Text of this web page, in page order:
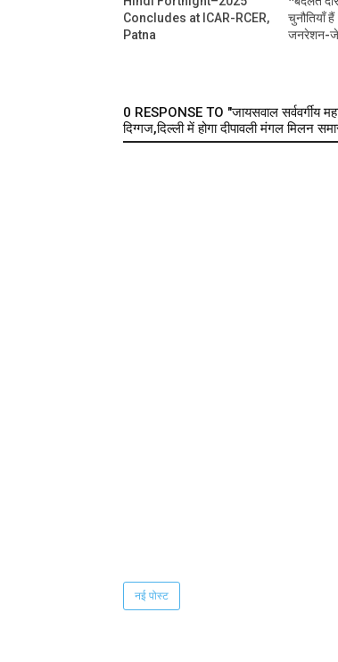
Concludes at ICAR-RCER,
Patna
चुनौतियाँ
जनरेशन-
0 RESPONSE TO "जायसवाल
दिग्गज,दिल्ली में होगा दीपावली मंगल मिलन
नई पोस्ट